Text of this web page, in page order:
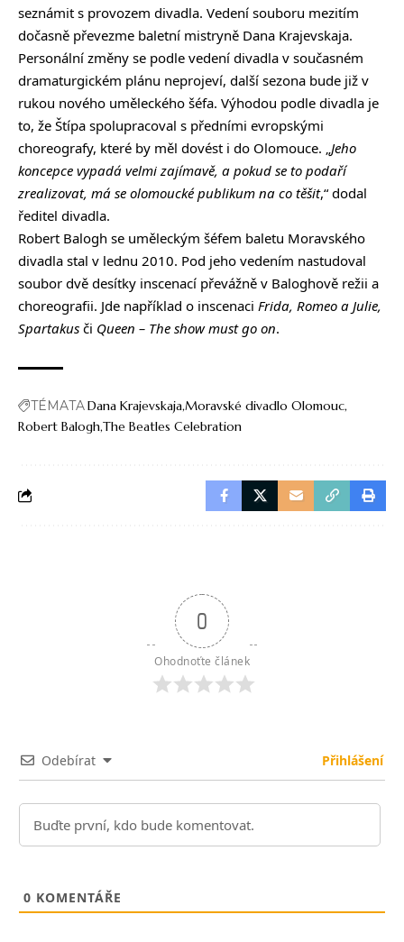
seznámit s provozem divadla. Vedení souboru mezitím
dočasně převezme baletní mistryně Dana Krajevskaja.
Personální změny se podle vedení divadla v současném
dramaturgickém plánu neprojeví, další sezona bude již v
rukou nového uměleckého šéfa. Výhodou podle divadla je
to, že Štípa spolupracoval s předními evropskými
choreografy, které by měl dovést i do Olomouce. „ Jeho
koncepce vypadá velmi zajímavě, a pokud se to podaří
zrealizovat, má se olomoucké publikum na co těšit,“ dodal
ředitel divadla.
Robert Balogh se uměleckým šéfem baletu Moravského
divadla stal v lednu 2010. Pod jeho vedením nastudoval
soubor dvě desítky inscenací převážně v Baloghově režii a
choreografii. Jde například o inscenaci Frida, Romeo a Julie,
Spartakus či Queen – The show must go on.
TÉMATADana KrajevskajaMoravské divadlo Olomouc
Robert BaloghThe Beatles Celebration
0
Ohodnoťte článek
Odebírat Přihlášení
0 KOMENTÁŘE